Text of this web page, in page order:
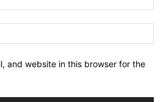
and website in this browser for the